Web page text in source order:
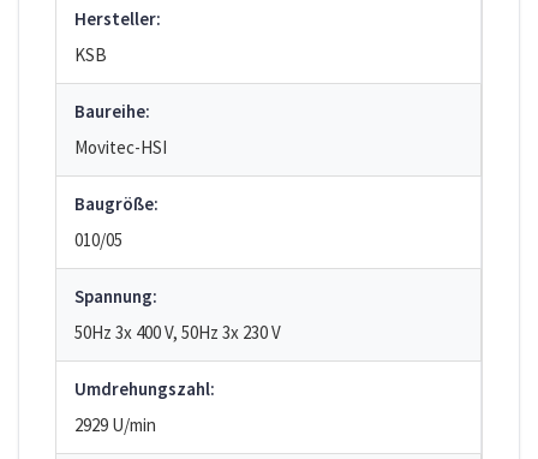
Hersteller:
KSB
Baureihe:
Movitec-HSI
Baugröße:
010/05
Spannung:
50Hz 3x 400 V, 50Hz 3x 230 V
Umdrehungszahl:
2929 U/min